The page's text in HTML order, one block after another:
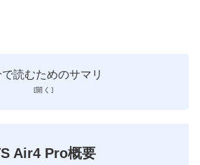
で読むためのサマリ
Air4 Pro概要